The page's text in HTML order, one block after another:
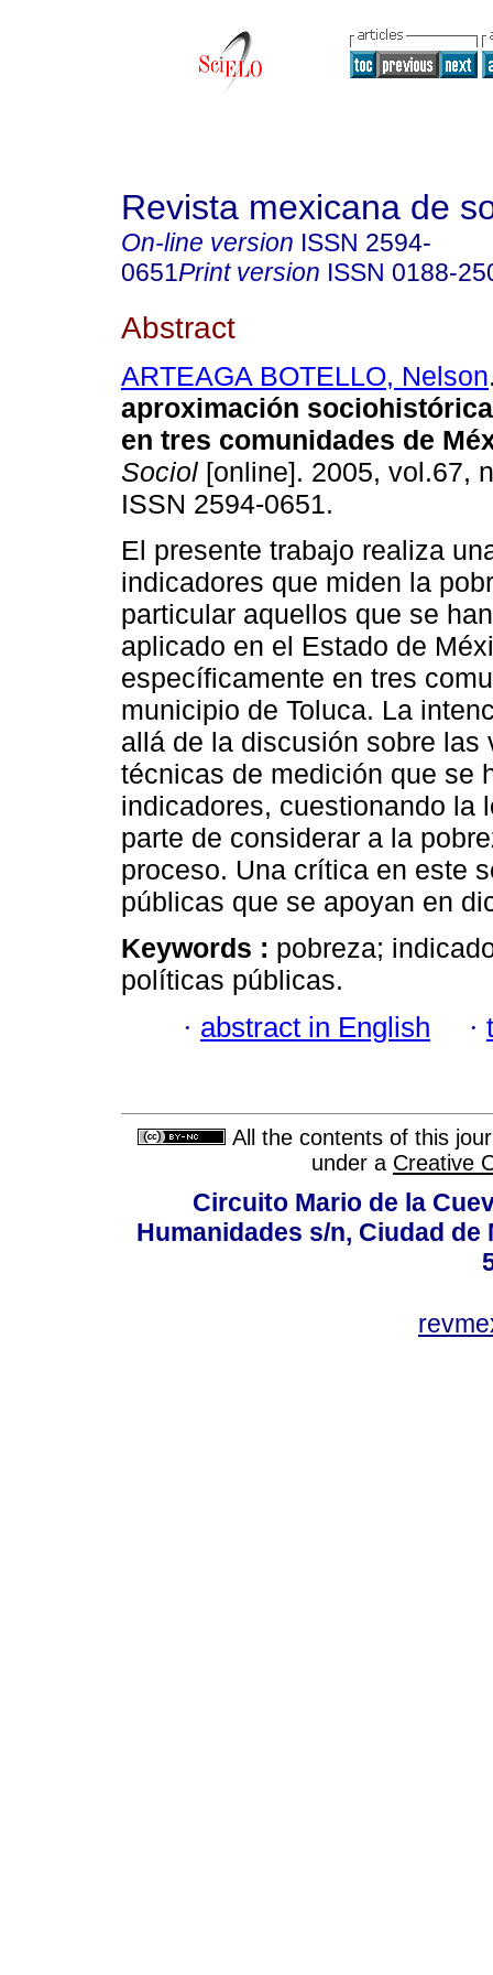
Revista mexicana de
On-line version ISSN 2594-
0651Print version ISSN 0188-
Abstract
ARTEAGA BOTELLO, Nelson
aproximación
en tres comunidades de
Sociol [online]. 2005, vol.67,
ISSN 2594-0651.
El presente trabajo realiza
indicadores que miden la
particular aquellos que se
aplicado en el Estado de
específicamente en tres
municipio de Toluca. La
allá de la discusión sobre las
técnicas de medición que se
indicadores, cuestionando la
parte de considerar a la
proceso. Una crítica en este
públicas que se apoyan en
Keywords : pobreza;
políticas públicas.
· abstract in English ·
All the contents of this
under a Creative
Circuito Mario de la
Humanidades s/n, Ciudad de